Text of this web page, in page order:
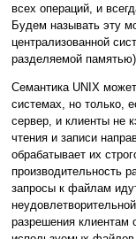
всех операций, и
Будем называть эту
централизованной
разделяемой
Семантика UNIX
системах, но только,
сервер, и клиенты не
чтения и записи
обрабатывает их
производительность
запросы к файлам
разрешения клиентам